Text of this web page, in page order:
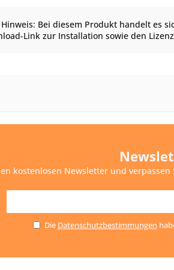
Hinweis: Bei diesem Produkt handelt es
Link zur Installation sowie den
kostenlosen Newsletter und
Die Datenschutzbestimmungen